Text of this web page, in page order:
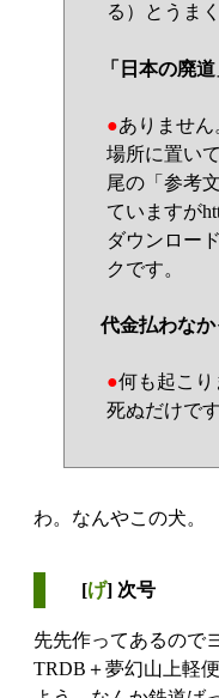
る）とうま
「日本の廃
●ありませ
場所に置い
尾の「参考
ていますが
ダウンロー
クです。
代金払わな
●何も起こり
死ぬだけです
わ。なんやこの犬。
[げ] 次号
先先作ってあるので
TRDB＋夢幻山上軽